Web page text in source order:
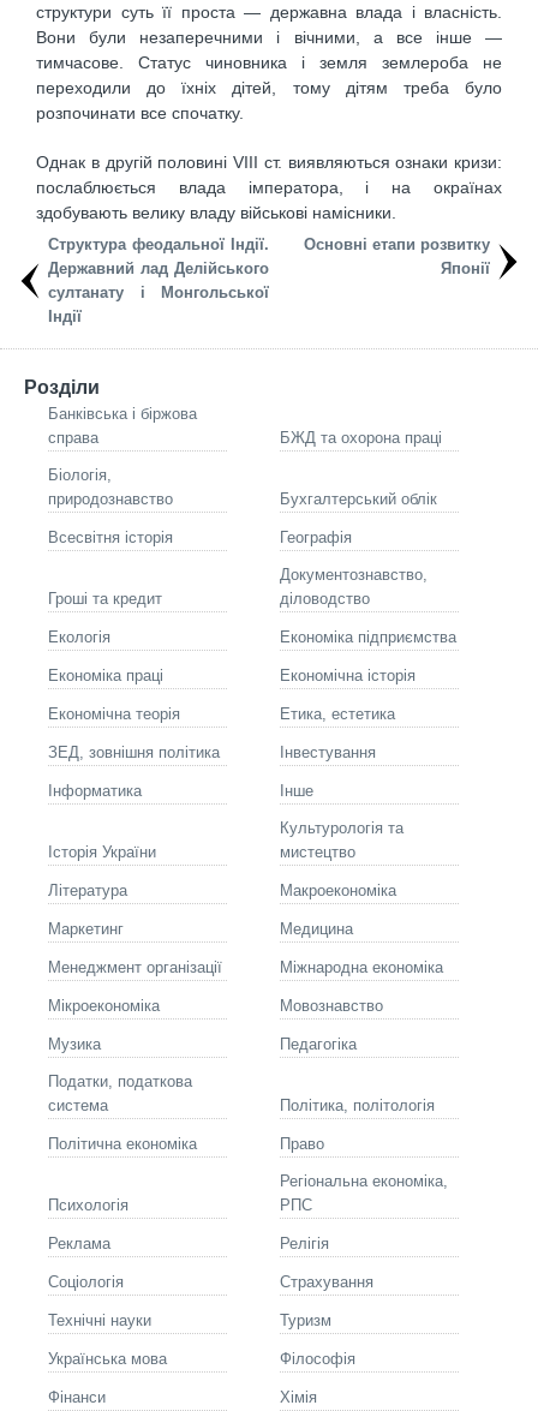
структури суть її проста — державна влада і власність.
Вони були незаперечними і вічними, а все інше —
тимчасове. Статус чиновника і земля землероба не
переходили до їхніх дітей, тому дітям треба було
розпочинати все спочатку.
Однак в другій половині VIII ст. виявляються ознаки кризи:
послаблюється влада імператора, і на окраїнах
здобувають велику владу військові намісники.
Структура феодальної Індії.
Державний лад Делійського
султанату і Монгольської
Індії
Основні етапи розвитку
Японії
Розділи
Банківська і біржова
справа
БЖД та охорона праці
Біологія,
природознавство
Бухгалтерський облік
Всесвітня історія Географія
Гроші та кредит
Документознавство,
діловодство
Екологія Економіка підприємства
Економіка праці Економічна історія
Економічна теорія Етика, естетика
ЗЕД, зовнішня політика Інвестування
Інформатика Інше
Історія України
Культурологія та
мистецтво
Літературa Макроекономіка
Маркетинг Медицина
Менеджмент організації Міжнародна економіка
Мікроекономіка Мовознавство
Музика Педагогіка
Податки, податкова
система
Політика, політологія
Політична економіка Право
Психологія
Регіональна економіка,
РПС
Реклама Релігія
Соціологія Страхування
Технічні науки Туризм
Українська мова Філософія
Фінанси Хімія